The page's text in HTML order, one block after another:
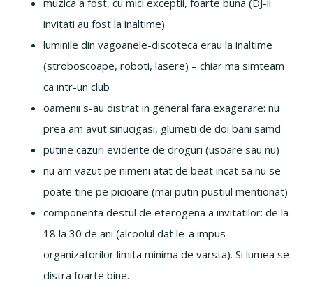
muzica a fost, cu mici exceptii, foarte buna (DJ-ii
invitati au fost la inaltime)
luminile din vagoanele-discoteca erau la inaltime
(stroboscoape, roboti, lasere) – chiar ma simteam
ca intr-un club
oamenii s-au distrat in general fara exagerare: nu
prea am avut sinucigasi, glumeti de doi bani samd
putine cazuri evidente de droguri (usoare sau nu)
nu am vazut pe nimeni atat de beat incat sa nu se
poate tine pe picioare (mai putin pustiul mentionat)
componenta destul de eterogena a invitatilor: de la
18 la 30 de ani (alcoolul dat le-a impus
organizatorilor limita minima de varsta). Si lumea se
distra foarte bine.